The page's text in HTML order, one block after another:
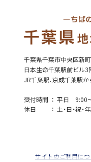
千葉県千葉市中央区新
日本生命千葉駅前ビル
JR千葉駅、京成千葉駅か
受付時間
平日 9:00
休日
土・日・祝・
サイトのご利用に